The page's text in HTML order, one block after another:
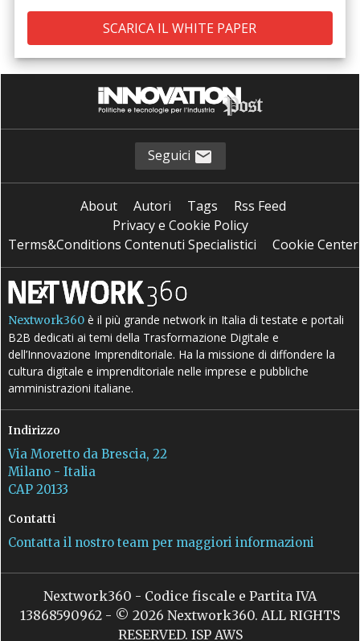
Seguici
About Autori Tags
Rss Feed
Privacy e Cookie Policy
Terms&Conditions Contenuti Specialistici
Cookie Center
Nextwork360 è il più grande network in Italia di testate e portali
B2B dedicati ai temi della Trasformazione Digitale e
dell’Innovazione Imprenditoriale. Ha la missione di diffondere la
cultura digitale e imprenditoriale nelle imprese e pubbliche
amministrazioni italiane.
Indirizzo
Via Moretto da Brescia, 22
Milano - Italia
CAP 20133
Contatti
Contatta il nostro team per maggiori informazioni
Nextwork360 - Codice fiscale e Partita IVA
13868590962 - © 2026 Nextwork360. ALL RIGHTS
RESERVED. ISP AWS